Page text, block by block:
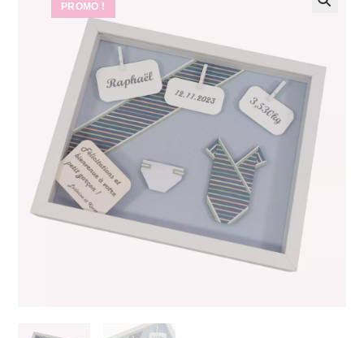
PROMO !